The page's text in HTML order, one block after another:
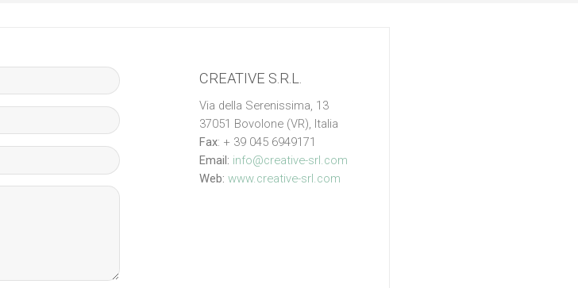
CREATIVE S.R.L.
Via della Serenissima, 13
37051 Bovolone (VR), Italia
Fax: + 39 045 6949171
Email: info@creative-srl.com
Web: www.creative-srl.com